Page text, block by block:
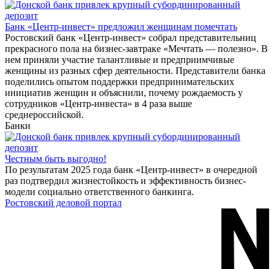
Банк «Центр-инвест» предложил женщинам помечтать
Ростовский банк «Центр-инвест» собрал представительниц
прекрасного пола на бизнес-завтраке «Мечтать — полезно». В
нем приняли участие талантливые и предприимчивые
женщины из разных сфер деятельности. Представители банка
поделились опытом поддержки предпринимательских
инициатив женщин и объяснили, почему рождаемость у
сотрудников «Центр-инвеста» в 4 раза выше
среднероссийской.
Банки
Честным быть выгодно!
По результатам 2025 года банк «Центр-инвест» в очередной
раз подтвердил жизнестойкость и эффективность бизнес-
модели социально ответственного банкинга.
Ростовский деловой портал